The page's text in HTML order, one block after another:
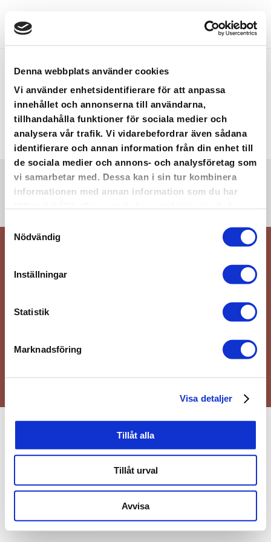
Denna webbplats använder cookies
Vi använder enhetsidentifierare för att anpassa
innehållet och annonserna till användarna,
tillhandahålla funktioner för sociala medier och
analysera vår trafik. Vi vidarebefordrar även sådana
identifierare och annan information från din enhet till
de sociala medier och annons- och analysföretag som
vi samarbetar med. Dessa kan i sin tur kombinera
informationen med annan information som du har
Nödvändig
Inställningar
Statistik
Marknadsföring
Visa detaljer
Tillåt alla
Tillåt urval
Avvisa
OM OSS
Dorotea kommun / Projekt Lapplands Sydport